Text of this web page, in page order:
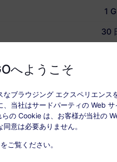
eSIMなの
1
30
カバレッジとネット
歴」でチャージしてください。
へようこそ
ブラウジング エクスペリエンス
当社はサードパーティの Web サ
の Cookie は、お客様が当社の
意は必要ありません。
をご覧ください。